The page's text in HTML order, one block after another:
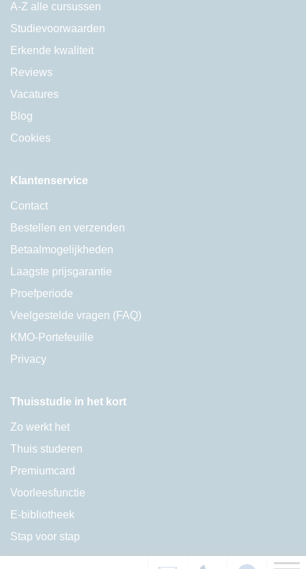
A-Z alle cursussen
Studievoorwaarden
Erkende kwaliteit
Reviews
Vacatures
Blog
Cookies
Klantenservice
Contact
Bestellen en verzenden
Betaalmogelijkheden
Laagste prijsgarantie
Proefperiode
Veelgestelde vragen (FAQ)
KMO-Portefeuille
Privacy
Thuisstudie in het kort
Zo werkt het
Thuis studeren
Premiumcard
Voorleesfunctie
E-bibliotheek
Stap voor stap